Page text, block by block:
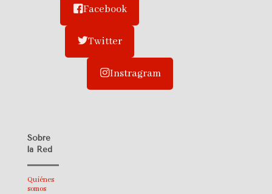
Facebook
Twitter
Instragram
Sobre
la Red
Quiénes
somos